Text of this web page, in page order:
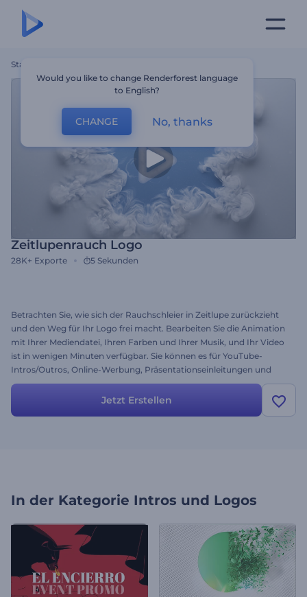
Startseite
Zeitlupenrauch Logo
28K+ Exporte 5 Sekunden
Betrachten Sie, wie sich der Rauchschleier in Zeitlupe zurückzieht
und den Weg für Ihr Logo frei macht. Bearbeiten Sie die Animation
mit Ihrer Mediendatei, Ihren Farben und Ihrer Musik, und Ihr Video
ist in wenigen Minuten verfügbar. Sie können es für YouTube-
Intros/Outros, Online-Werbung, Präsentationseinleitungen und
andere Projekte verwenden. Bereit, diese Vorlage auszuprobieren?
Jetzt Erstellen
In der Kategorie Intros und Logos
Would you like to change Renderforest language
to English?
CHANGE No, thanks